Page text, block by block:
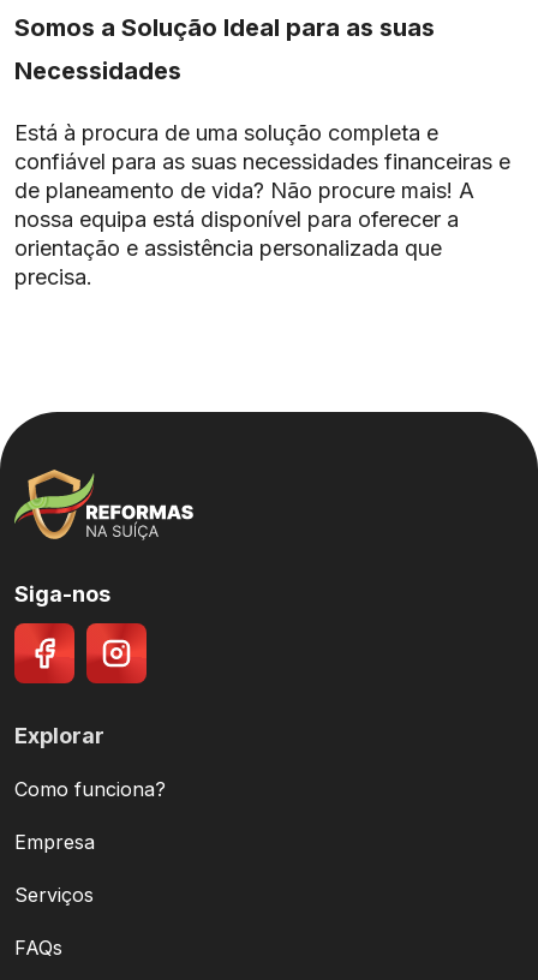
Somos a Solução Ideal para as suas
Necessidades
Está à procura de uma solução completa e
confiável para as suas necessidades financeiras e
de planeamento de vida? Não procure mais! A
nossa equipa está disponível para oferecer a
orientação e assistência personalizada que
precisa.
Siga-nos
Explorar
Como funciona?
Empresa
Serviços
FAQs